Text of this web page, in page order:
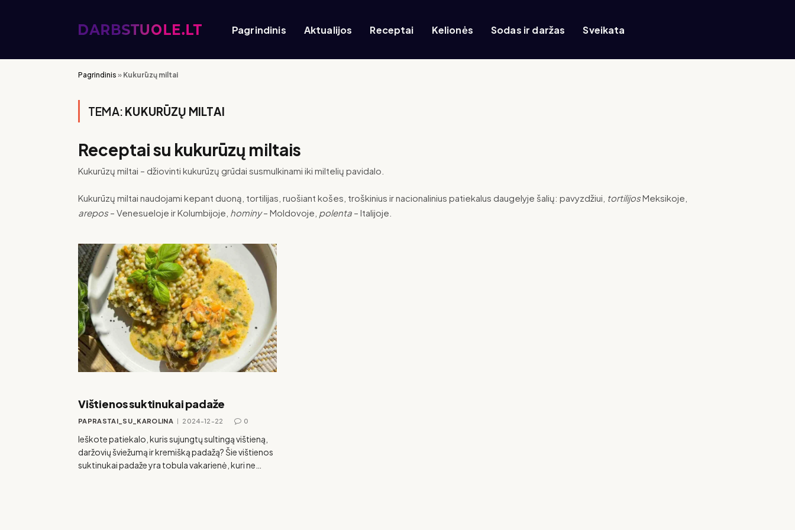
Pagrindinis Aktualijos Receptai Kelionės Sodas ir daržas Sveikata
Pagrindinis » Kukurūzų miltai
TEMA: KUKURŪZŲ MILTAI
Receptai su kukurūzų miltais
Kukurūzų miltai – džiovinti kukurūzų grūdai susmulkinami iki miltelių pavidalo.
Kukurūzų miltai naudojami kepant duoną, tortilijas, ruošiant košes, troškinius ir nacionalinius patiekalus daugelyje šalių: pavyzdžiui, tortilijosMeksikoje,
arepos– Venesueloje ir Kolumbijoje, hominy– Moldovoje, polenta – Italijoje.
Vištienos suktinukai padaže
PAPRASTAI_SU_KAROLINA 2024-12-22 0
Ieškote patiekalo, kuris sujungtų sultingą vištieną,
daržovių šviežumą ir kremišką padažą? Šie vištienos
suktinukai padaže yra tobula vakarienė, kuri ne…